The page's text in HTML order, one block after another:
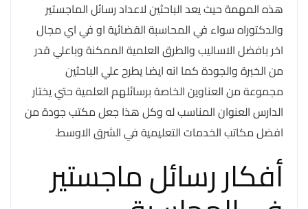
هذه المهمة حيث يعد الباحثين لاعداد رسائل الماجستير
والدكتوراه سواء في المحاسبة القضائية او في اي مجال
اخر بافضل الاساليب والطرق العلمية الممكنة وباعلي قدر
من الخبرة والجودة كما انه ايضا يطرح علي الباحثين
مجموعة من العناوين الخاصة برسائلهم العلمية حتي يختار
الدارس العنوان المناسب له وكل هذا جعل مكتب جودة من
افضل مكاتب الخدمات التعليمية في الشرق الاوسط.
أفكار رسائل ماجستير